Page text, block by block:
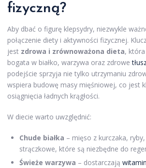
fizyczną?
Aby dbać o figurę klepsydry, niezwykle
połączenie diety i aktywności fizycznej.
jest zdrowa i zrównoważona dieta,
bogata w białko, warzywa oraz zdrowe
podejście sprzyja nie tylko utrzymaniu
wspiera budowę masy mięśniowej, co jest
osiągnięcia ładnych krągłości.
W diecie warto uwzględnić:
Chude białka – mięso z kurczaka,
strączkowe, które są niezbędne do
Świeże warzywa – dostarczają witamin